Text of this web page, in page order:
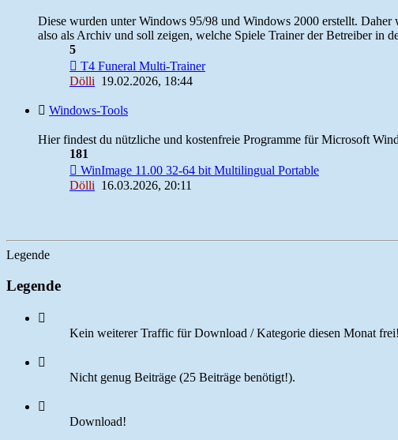
Diese wurden unter Windows 95/98 und Windows 2000 erstellt.
also als Archiv und soll zeigen, welche Spiele Trainer der Betreiber in
5
T4 Funeral Multi-Trainer
Dölli 19.02.2026, 18:44
Windows-Tools
Hier findest du nützliche und kostenfreie Programme für Microsoft
181
WinImage 11.00 32-64 bit Multilingual Portable
Dölli 16.03.2026, 20:11
Legende
Legende
Kein weiterer Traffic für Download / Kategorie diesen Monat frei!
Nicht genug Beiträge (25 Beiträge benötigt!).
Download!